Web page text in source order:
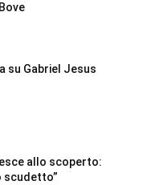
su Gabriel Jesus
allo scoperto:
scudetto”